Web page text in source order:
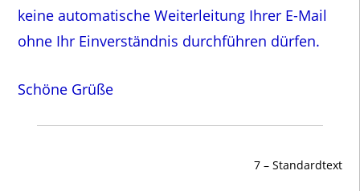
keine automatische Weiterleitung Ihrer E-Mail
ohne Ihr Einverständnis durchführen dürfen.
Schöne Grüße
7 – Standardtext